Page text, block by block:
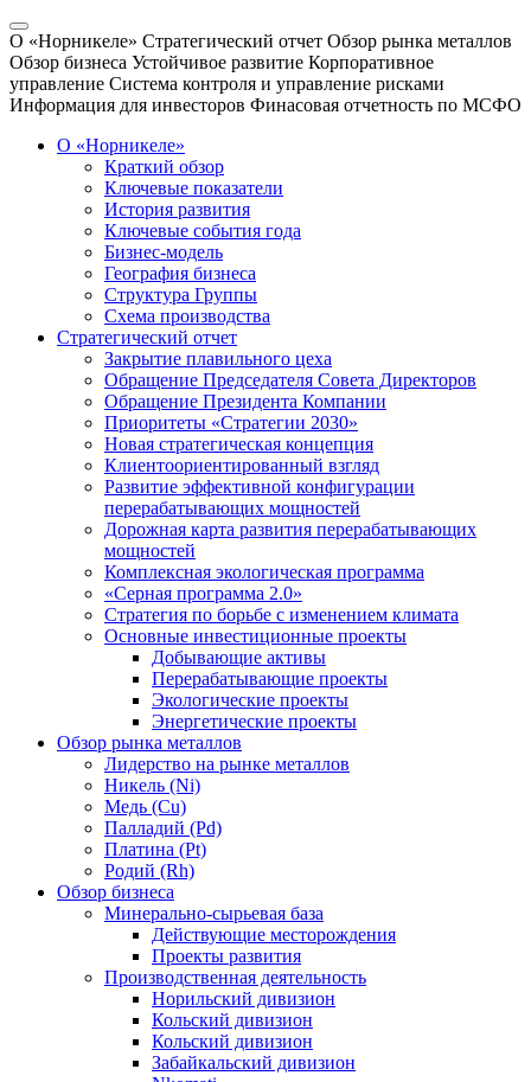
О «Норникеле» Стратегический отчет Обзор рынка металлов
Обзор бизнеса Устойчивое развитие Корпоративное
управление Система контроля и управление рисками
Информация для инвесторов Финасовая отчетность по МСФО
О «Норникеле»
Краткий обзор
Ключевые показатели
История развития
Ключевые события года
Бизнес-модель
География бизнеса
Структура Группы
Схема производства
Стратегический отчет
Закрытие плавильного цеха
Обращение Председателя Совета Директоров
Обращение Президента Компании
Приоритеты «Стратегии 2030»
Новая стратегическая концепция
Клиентоориентированный взгляд
Развитие эффективной конфигурации
перерабатывающих мощностей
Дорожная карта развития перерабатывающих
мощностей
Комплексная экологическая программа
«Серная программа 2.0»
Стратегия по борьбе с изменением климата
Основные инвестиционные проекты
Добывающие активы
Перерабатывающие проекты
Экологические проекты
Энергетические проекты
Обзор рынка металлов
Лидерство на рынке металлов
Никель (Ni)
Медь (Cu)
Палладий (Pd)
Платина (Pt)
Родий (Rh)
Обзор бизнеса
Минерально-сырьевая база
Действующие месторождения
Проекты развития
Производственная деятельность
Норильский дивизион
Кольский дивизион
Кольский дивизион
Забайкальский дивизион